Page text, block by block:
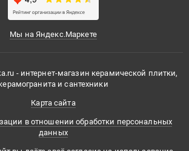
Мы на Яндекс.Маркете
- интернет-магазин керамической плитки,
и сантехники
Карта сайта
в отношении обработки персональных
данных